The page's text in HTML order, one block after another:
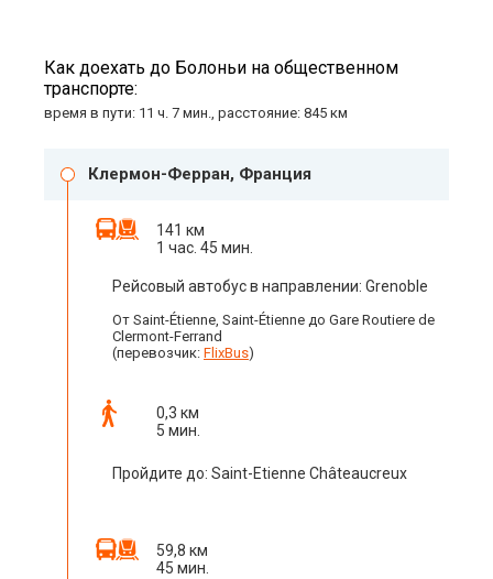
Как доехать до Болоньи на общественном
транспорте:
время в пути: 11 ч. 7 мин., расстояние: 845 км
Клермон-Ферран, Франция
141 км
1 час. 45 мин.
Рейсовый автобус в направлении: Grenoble
От Saint-Étienne, Saint-Étienne до Gare Routiere de
Clermont-Ferrand
(перевозчик: FlixBus)
0,3 км
5 мин.
Пройдите до: Saint-Etienne Châteaucreux
59,8 км
45 мин.